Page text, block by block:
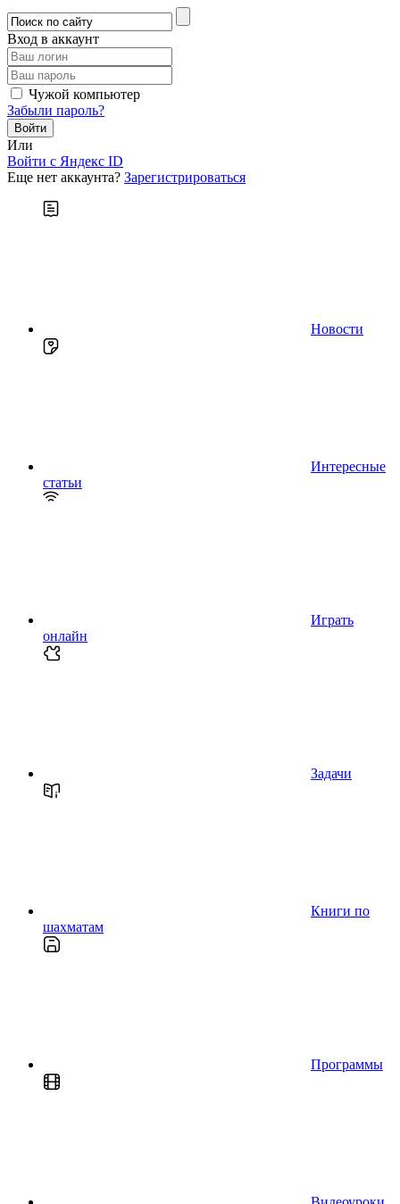
Вход в аккаунт
Чужой компьютер
Забыли пароль?
Или
Войти c Яндекс ID
Еще нет аккаунта? Зарегистрироваться
Новости
Интересные
статьи
Играть
онлайн
Задачи
Книги по
шахматам
Программы